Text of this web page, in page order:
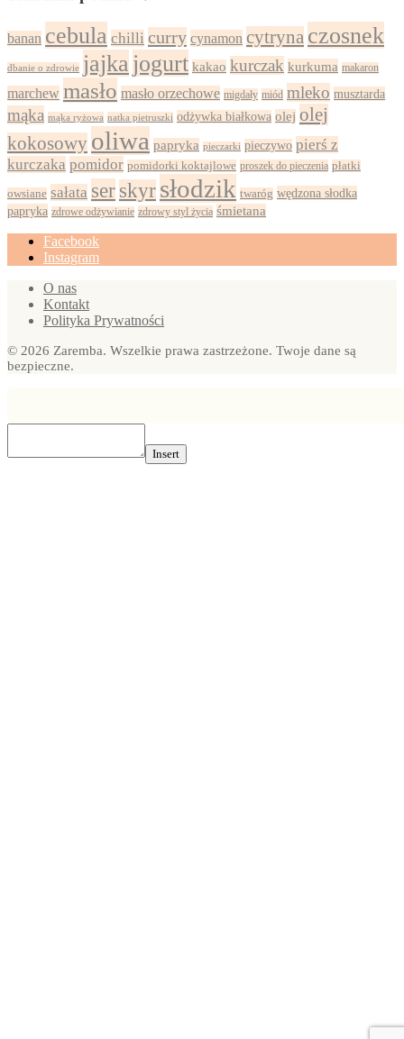
banan cebula chilli curry cynamon cytryna czosnek
dbanie o zdrowie jajka jogurt kakao kurczak kurkuma makaron
marchew masło masło orzechowe migdały miód mleko musztarda
mąka mąka ryżowa natka pietruszki odżywka białkowa olej olej
kokosowy oliwa papryka pieczarki pieczywo pierś z
kurczaka pomidor pomidorki koktajlowe proszek do pieczenia płatki
owsiane sałata ser skyr słodzik twaróg wędzona słodka
papryka zdrowe odżywianie zdrowy styl życia śmietana
Facebook
Instagram
O nas
Kontakt
Polityka Prywatności
© 2026 Zaremba. Wszelkie prawa zastrzeżone. Twoje dane są
bezpieczne.
Insert